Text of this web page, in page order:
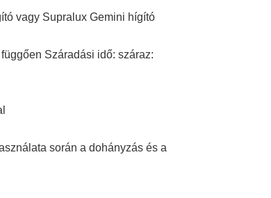
vagy Supralux Gemini hígító
Száradási idő: száraz:
során a dohányzás és a